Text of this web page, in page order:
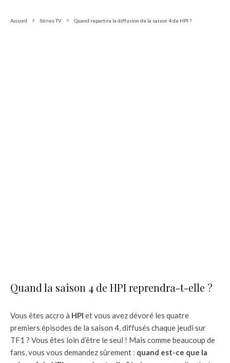
Accueil Séries TV Quand repartira la diffusion de la saison 4 de HPI ?
Quand la saison 4 de HPI reprendra-t-elle ?
Vous êtes accro à HPI et vous avez dévoré les quatre
premiers épisodes de la saison 4, diffusés chaque jeudi sur
TF1 ? Vous êtes loin d’être le seul ! Mais comme beaucoup de
fans, vous vous demandez sûrement : quand est-ce que la